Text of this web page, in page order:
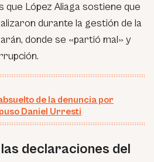
que López Aliaga sostiene que
durante la gestión de la
donde se «partió mal» y
de la denuncia por
Daniel Urresti
declaraciones del